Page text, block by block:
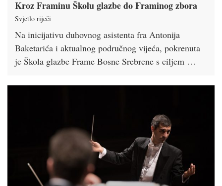
Kroz Framinu Školu glazbe do Framinog zbora
Svjetlo riječi
Na inicijativu duhovnog asistenta fra Antonija
Baketarića i aktualnog područnog vijeća, pokrenuta
je Škola glazbe Frame Bosne Srebrene s ciljem …